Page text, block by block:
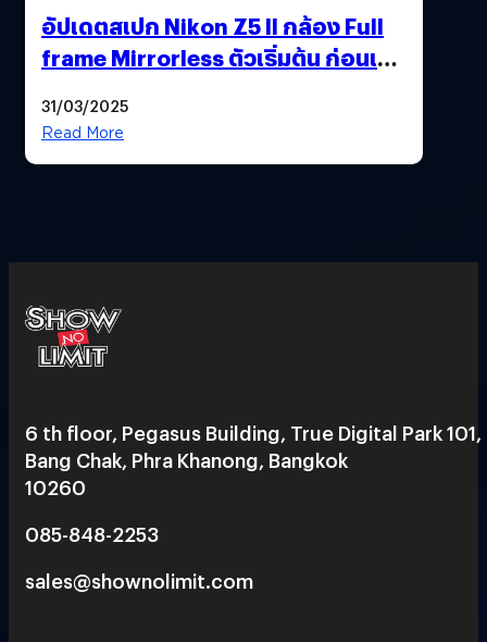
อัปเดตสเปก Nikon Z5 II กล้อง Full
frame Mirrorless ตัวเริ่มต้น ก่อนเปิด
31/03/2025
Read More
6 th floor, Pegasus Building, True Digital Park 101,
Bang Chak, Phra Khanong, Bangkok
10260
085-848-2253
sales@shownolimit.com